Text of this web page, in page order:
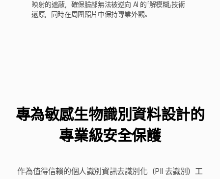
映射的遮蔽，確保臉部無法被逆向 AI 的「解模糊」技術
還原，同時在周圍照片中保持專業外觀。
專為敏感生物識別資料設計的
專業級安全保護
作為值得信賴的個人識別資訊去識別化（PII 去識別）工